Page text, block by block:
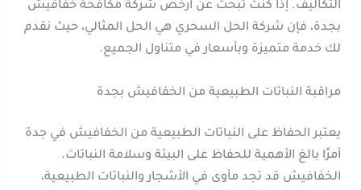
التكاليف. إذا كنت تبحث عن أرخص شركة مكافحة خفافيش
بجدة، فإن شركة الحل السحري هي الحل المثالي، حيث نقدم
لك خدمة متميزة وبأسعار في متناول الجميع.
مراقبة النباتات الطبيعية من الخفافيش بجدة
يعتبر الحفاظ على النباتات الطبيعية من الخفافيش في جدة
أمرًا بالغ الأهمية للحفاظ على البيئة وسلامة النباتات.
الخفافيش قد تجد مأوى في الأشجار والنباتات الطبيعية،